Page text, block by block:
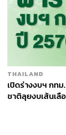
THAILAND
เปิดร่างงบฯ กท
ชาติลุยงบเส้นเ